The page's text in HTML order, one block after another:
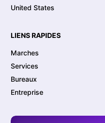
United States
LIENS RAPIDES
Marches
Services
Bureaux
Entreprise